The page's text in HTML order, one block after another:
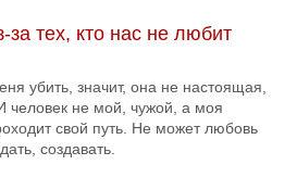
за тех, кто нас не любит
убить, значит, она не настоящая,
человек не мой, чужой, а моя
свой путь. Не может любовь
создавать.